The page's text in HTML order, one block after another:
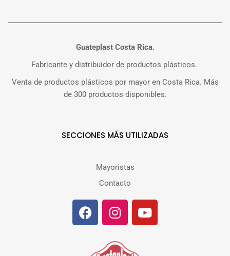
Guateplast Costa Rica.
Fabricante y distribuidor de productos plásticos.
Venta de productos plásticos por mayor en Costa Rica. Más
de 300 productos disponibles.
SECCIONES MÁS UTILIZADAS
Mayoristas
Contacto